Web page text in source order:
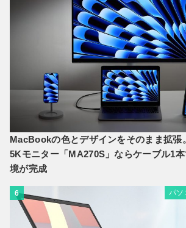
MacBookの色とデザインをそのまま拡
5Kモニター「MA270S」ならケーブル1
境が完成
6 パソ